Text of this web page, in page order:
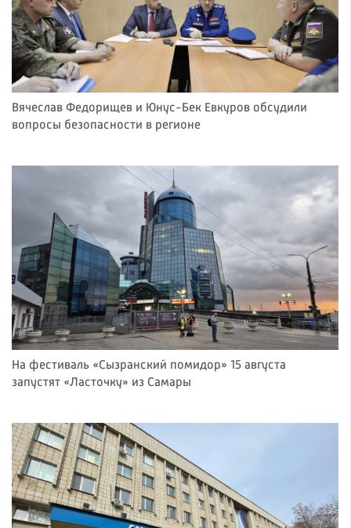
Вячеслав Федорищев и Юнус-Бек Евкуров обсудили
вопросы безопасности в регионе
На фестиваль «Сызранский помидор» 15 августа
запустят «Ласточку» из Самары